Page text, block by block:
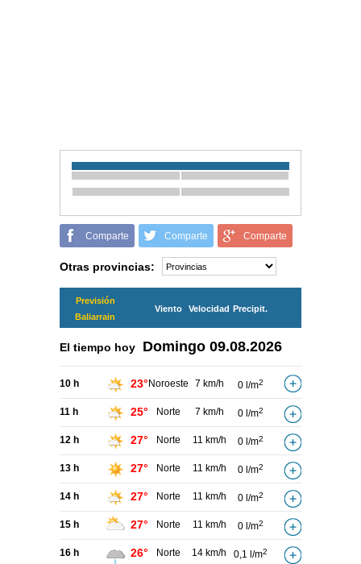
Comparte Comparte Comparte
Otras provincias:
Previsión
Baliarrain
Viento Velocidad Precipit.
El tiempo hoy Domingo 09.08.2026
10 h 23° Noroeste 7 km/h 0 l/m2
11 h 25° Norte 7 km/h 0 l/m2
12 h 27° Norte 11 km/h 0 l/m2
13 h 27° Norte 11 km/h 0 l/m2
14 h 27° Norte 11 km/h 0 l/m2
15 h 27° Norte 11 km/h 0 l/m2
16 h 26° Norte 14 km/h 0,1 l/m2